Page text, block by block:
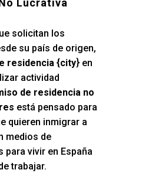
Lucrativa
solicitan los
su país de origen,
residencia {city} en
actividad
de residencia no
está pensado para
quieren inmigrar a
medios de
para vivir en España
trabajar.